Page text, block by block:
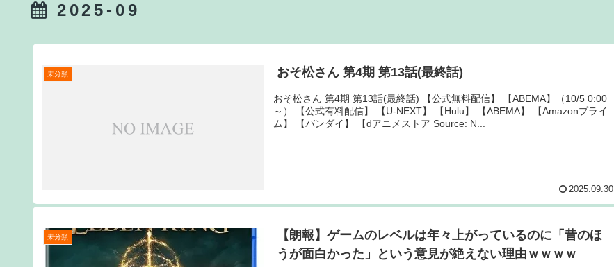
2025-09
未分類 おそ松さん 第4期 第13話(最終話)
おそ松さん 第4期 第13話(最終話) 【公式無料配信】 【ABEMA】（10/5 0:00
～） 【公式有料配信】 【U-NEXT】 【Hulu】 【ABEMA】 【Amazonプライ
ム】 【バンダイ】 【dアニメストア Source: N...
2025.09.30
未分類
【朗報】ゲームのレベルは年々上がっているのに「昔のほ
うが面白かった」という意見が絶えない理由ｗｗｗｗ